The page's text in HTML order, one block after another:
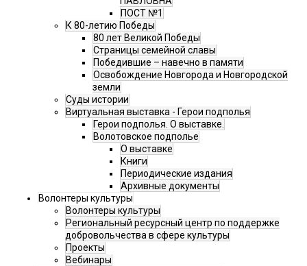
ПОСТ №1
К 80-летию Победы
80 лет Великой Победы
Страницы семейной славы
Победившие – навечно в памяти
Освобождение Новгорода и Новгородской
земли
Суды истории
Виртуальная выставка - Герои подполья
Герои подполья. О выставке.
Волотовское подполье
О выставке
Книги
Периодические издания
Архивные документы
Волонтеры культуры
Волонтеры культуры
Региональный ресурсный центр по поддержке
добровольчества в сфере культуры
Проекты
Вебинары